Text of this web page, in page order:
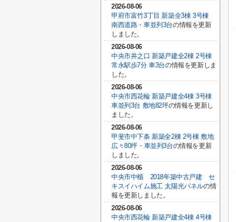
2026-08-06
甲府市富竹3丁目 新築全3棟 3号棟
南西道路・車並列3台の情報を更新
しました。
2026-08-06
中央市井之口 新築戸建全2棟 2号棟
常永駅歩7分 車3台の情報を更新しま
した。
2026-08-06
中央市西花輪 新築戸建全4棟 3号棟
車並列3台 敷地82坪の情報を更新し
ました。
2026-08-06
甲斐市中下条 新築全2棟 2号棟 敷地
広々80坪・車並列3台の情報を更新
しました。
2026-08-06
中央市中楯 2018年築中古戸建 セ
キスイハイム施工 太陽光パネルの情
報を更新しました。
2026-08-06
中央市西花輪 新築戸建全4棟 4号棟